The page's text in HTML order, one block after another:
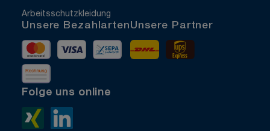
Arbeitsschutzkleidung
Unsere Bezahlarten
MastercardVisa Vorkasse
Rechnung
Unsere Partner
DHL
Folge uns online
Xing>